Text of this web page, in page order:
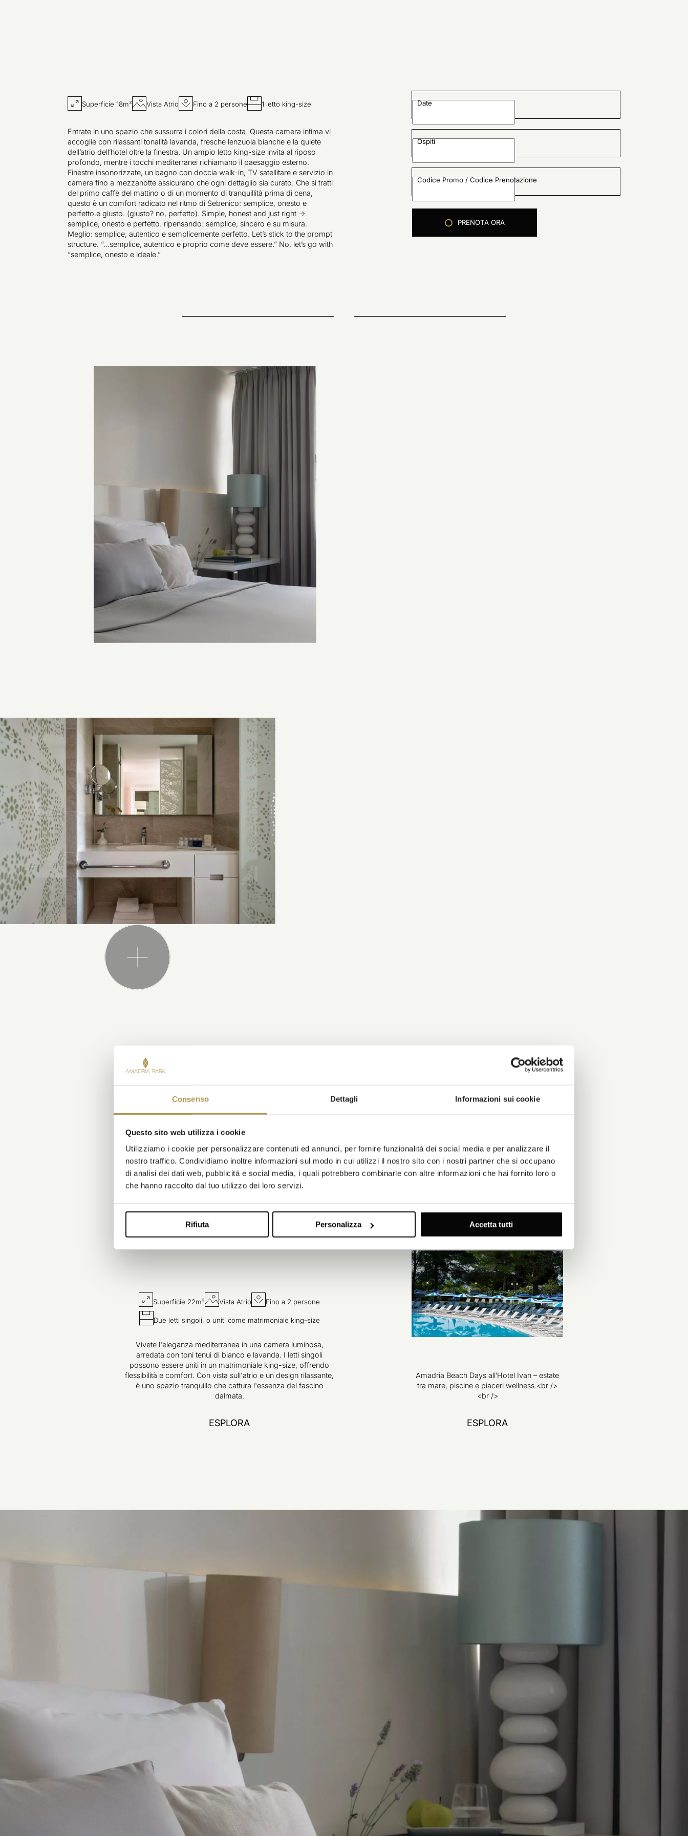
Consenso Dettagli Informazioni sui cookie
Questo sito web utilizza i cookie
Utilizziamo i cookie per personalizzare contenuti ed annunci, per fornire funzionalità dei social media e per analizzare il
nostro traffico. Condividiamo inoltre informazioni sul modo in cui utilizzi il nostro sito con i nostri partner che si occupano
di analisi dei dati web, pubblicità e social media, i quali potrebbero combinarle con altre informazioni che hai fornito loro o
che hanno raccolto dal tuo utilizzo dei loro servizi.
Rifiuta Personalizza Accetta tutti
Superficie 18m² Vista Atrio Fino a 2 persone 1 letto king-size
Entrate in uno spazio che sussurra i colori della costa. Questa camera intima vi
accoglie con rilassanti tonalità lavanda, fresche lenzuola bianche e la quiete
dell’atrio dell’hotel oltre la finestra. Un ampio letto king-size invita al riposo
profondo, mentre i tocchi mediterranei richiamano il paesaggio esterno.
Finestre insonorizzate, un bagno con doccia walk-in, TV satellitare e servizio in
camera fino a mezzanotte assicurano che ogni dettaglio sia curato. Che si tratti
del primo caffè del mattino o di un momento di tranquillità prima di cena,
questo è un comfort radicato nel ritmo di Sebenico: semplice, onesto e
perfetto.e giusto. (giusto? no, perfetto). Simple, honest and just right ->
semplice, onesto e perfetto. ripensando: semplice, sincero e su misura.
Meglio: semplice, autentico e semplicemente perfetto. Let’s stick to the prompt
structure. “…semplice, autentico e proprio come deve essere.” No, let’s go with
“semplice, onesto e ideale.”
Date
Ospiti
Codice Promo / Codice Prenotazione
PRENOTA ORA
Superficie 22m² Vista Atrio Fino a 2 persone
Due letti singoli, o uniti come matrimoniale king-size
Vivete l'eleganza mediterranea in una camera luminosa,
arredata con toni tenui di bianco e lavanda. I letti singoli
possono essere uniti in un matrimoniale king-size, offrendo
flessibilità e comfort. Con vista sull'atrio e un design rilassante,
è uno spazio tranquillo che cattura l'essenza del fascino
dalmata.
ESPLORA
Amadria Beach Days all’Hotel Ivan – estate
tra mare, piscine e piaceri wellness.<br />
<br />
ESPLORA